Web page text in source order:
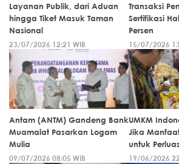
Layanan Publik, dari Aduan
hingga Tiket Masuk Taman
Nasional
23/07/2026 12:21 WIB
Transaksi
Sertifikasi
Persen
15/07/2026
Antam (ANTM) Gandeng Bank
Muamalat Pasarkan Logam
Mulia
09/07/2026 08:05 WIB
UMKM
Jika
untuk
19/06/2026